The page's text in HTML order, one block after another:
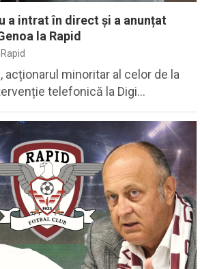
a intrat în direct și a anunțat
la Rapid
acționarul minoritar al celor de la
telefonică la Digi…